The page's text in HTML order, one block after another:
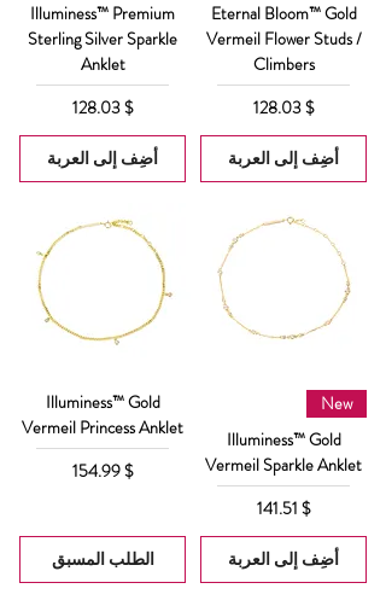
Eternal Bloom™ Gold
Vermeil Flower Studs /
Climbers
السعر
$ 128.03
أضِف إلى العربة
Illuminess™ Premium
Sterling Silver Sparkle
Anklet
السعر
$ 128.03
أضِف إلى العربة
New
Illuminess™ Gold
Vermeil Sparkle Anklet
السعر
$ 141.51
أضِف إلى العربة
Illuminess™ Gold
Vermeil Princess Anklet
السعر
$ 154.99
الطلب المسبق